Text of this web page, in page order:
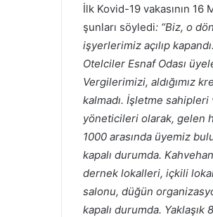
İlk Kovid-19 vakasının 16
şunları söyledi: “Biz, o
işyerlerimiz açılıp
Otelciler Esnaf Odası
Vergilerimizi, aldığımız
kalmadı. İşletme
yöneticileri olarak, gelen
1000 arasında üyemiz
kapalı durumda.
dernek lokalleri, içkili
salonu, düğün
kapalı durumda. Yaklaşık